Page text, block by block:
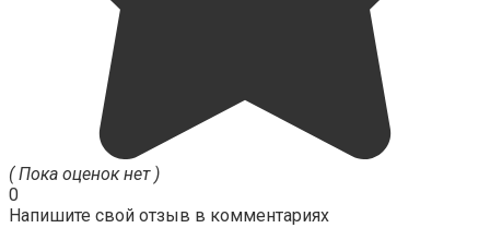
( Пока оценок нет )
0
Напишите свой отзыв в комментариях